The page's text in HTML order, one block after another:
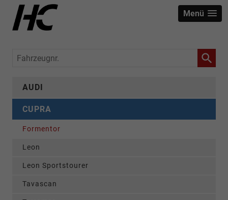
Menü
Fahrzeugnr.
AUDI
CUPRA
Formentor
Leon
Leon Sportstourer
Tavascan